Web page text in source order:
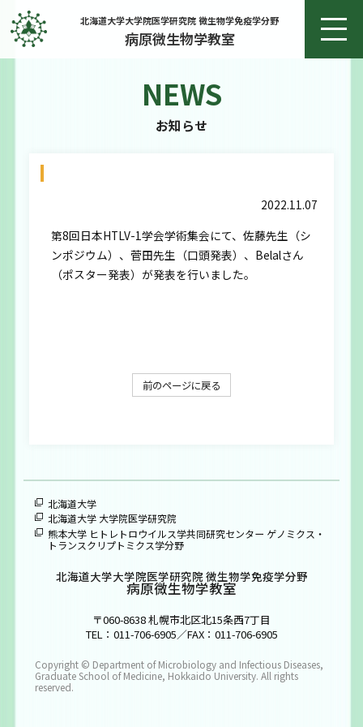
北海道大学大学院医学研究院 微生物学免疫学分野
病原微生物学教室
NEWS
お知らせ
2022.11.07
第8回日本HTLV-1学会学術集会にて、佐藤先生（シ
ンポジウム）、菅田先生（口頭発表）、Belalさん
（ポスター発表）が発表を行いました。
前のページに戻る
北海道大学
北海道大学 大学院医学研究院
熊本大学 ヒトレトロウイルス学共同研究センター ゲノミクス・
トランスクリプトミクス学分野
北海道大学大学院医学研究院 微生物学免疫学分野
病原微生物学教室
〒060-8638 札幌市北区北15条西7丁目
TEL：011-706-6905／FAX：011-706-6905
Copyright © Department of Microbiology and Infectious Diseases,
Graduate School of Medicine, Hokkaido University. All rights
reserved.
教授あいさつ
研究実績